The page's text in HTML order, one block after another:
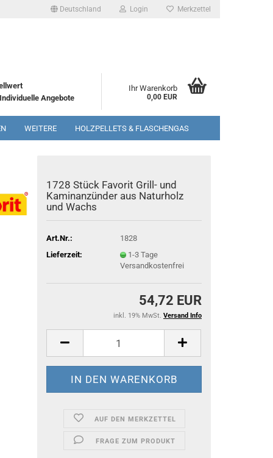
Deutschland Login Merkzettel
Individuelle Angebote
Ihr Warenkorb
0,00 EUR
HOLZPELLETS & FLASCHENGAS
WEITERE
1728 Stück Favorit Grill- und
Kaminanzünder aus Naturholz
und Wachs
Art.Nr.:
1828
Lieferzeit:
1-3 Tage
Versandkostenfrei
54,72 EUR
inkl. 19% MwSt. Versand Info
AUF DEN MERKZETTEL
FRAGE ZUM PRODUKT